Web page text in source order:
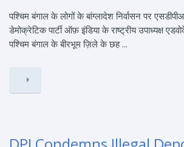
पश्चिम बंगाल के लोगों के बांग्लादेश निर्वासन पर
डेमोक्रेटिक पार्टी ऑफ़ इंडिया के राष्ट्रीय उपाध्यक्ष
पश्चिम बंगाल के बीरभूम ज़िले के छह ...